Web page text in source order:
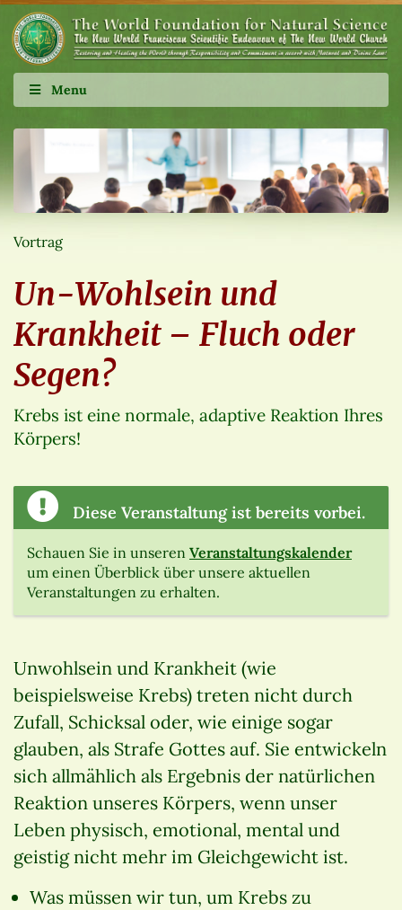
Menu
Vortrag
Un-Wohlsein und
Krankheit – Fluch oder
Segen?
Krebs ist eine normale, adaptive Reaktion Ihres
Körpers!
Diese Veranstaltung ist bereits vorbei.
Schauen Sie in unseren Veranstaltungskalender
um einen Überblick über unsere aktuellen
Veranstaltungen zu erhalten.
Unwohlsein und Krankheit (wie
beispielsweise Krebs) treten nicht durch
Zufall, Schicksal oder, wie einige sogar
glauben, als Strafe Gottes auf. Sie entwickeln
sich allmählich als Ergebnis der natürlichen
Reaktion unseres Körpers, wenn unser
Leben physisch, emotional, mental und
geistig nicht mehr im Gleichgewicht ist.
Was müssen wir tun, um Krebs zu